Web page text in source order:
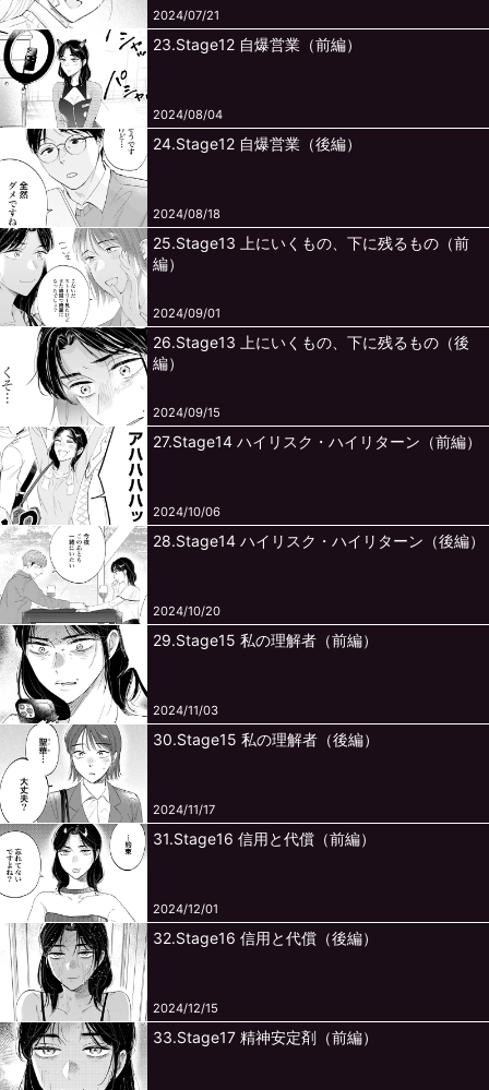
2024/07/21
23.Stage12 自爆営業（前編）
2024/08/04
24.Stage12 自爆営業（後編）
2024/08/18
25.Stage13 上にいくもの、下に残るもの（前
編）
2024/09/01
26.Stage13 上にいくもの、下に残るもの（後
編）
2024/09/15
27.Stage14 ハイリスク・ハイリターン（前編）
2024/10/06
28.Stage14 ハイリスク・ハイリターン（後編）
2024/10/20
29.Stage15 私の理解者（前編）
2024/11/03
30.Stage15 私の理解者（後編）
2024/11/17
31.Stage16 信用と代償（前編）
2024/12/01
32.Stage16 信用と代償（後編）
2024/12/15
33.Stage17 精神安定剤（前編）